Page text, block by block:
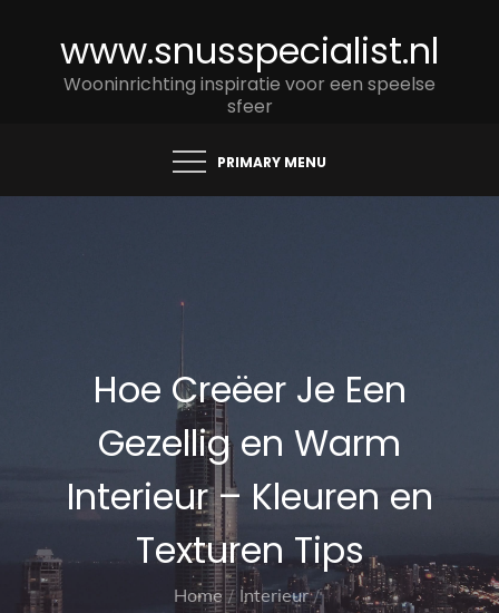
www.snusspecialist.nl
Wooninrichting inspiratie voor een speelse
sfeer
PRIMARY MENU
Hoe Creëer Je Een
Gezellig en Warm
Interieur – Kleuren en
Texturen Tips
Home
Interieur